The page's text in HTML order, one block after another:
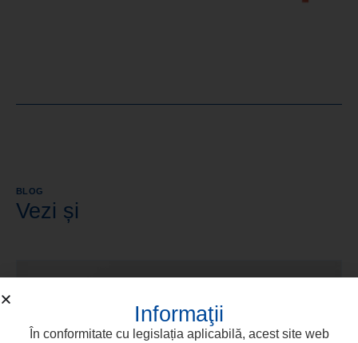
BLOG
Vezi și
Informaţii
În conformitate cu legislația aplicabilă, acest site web